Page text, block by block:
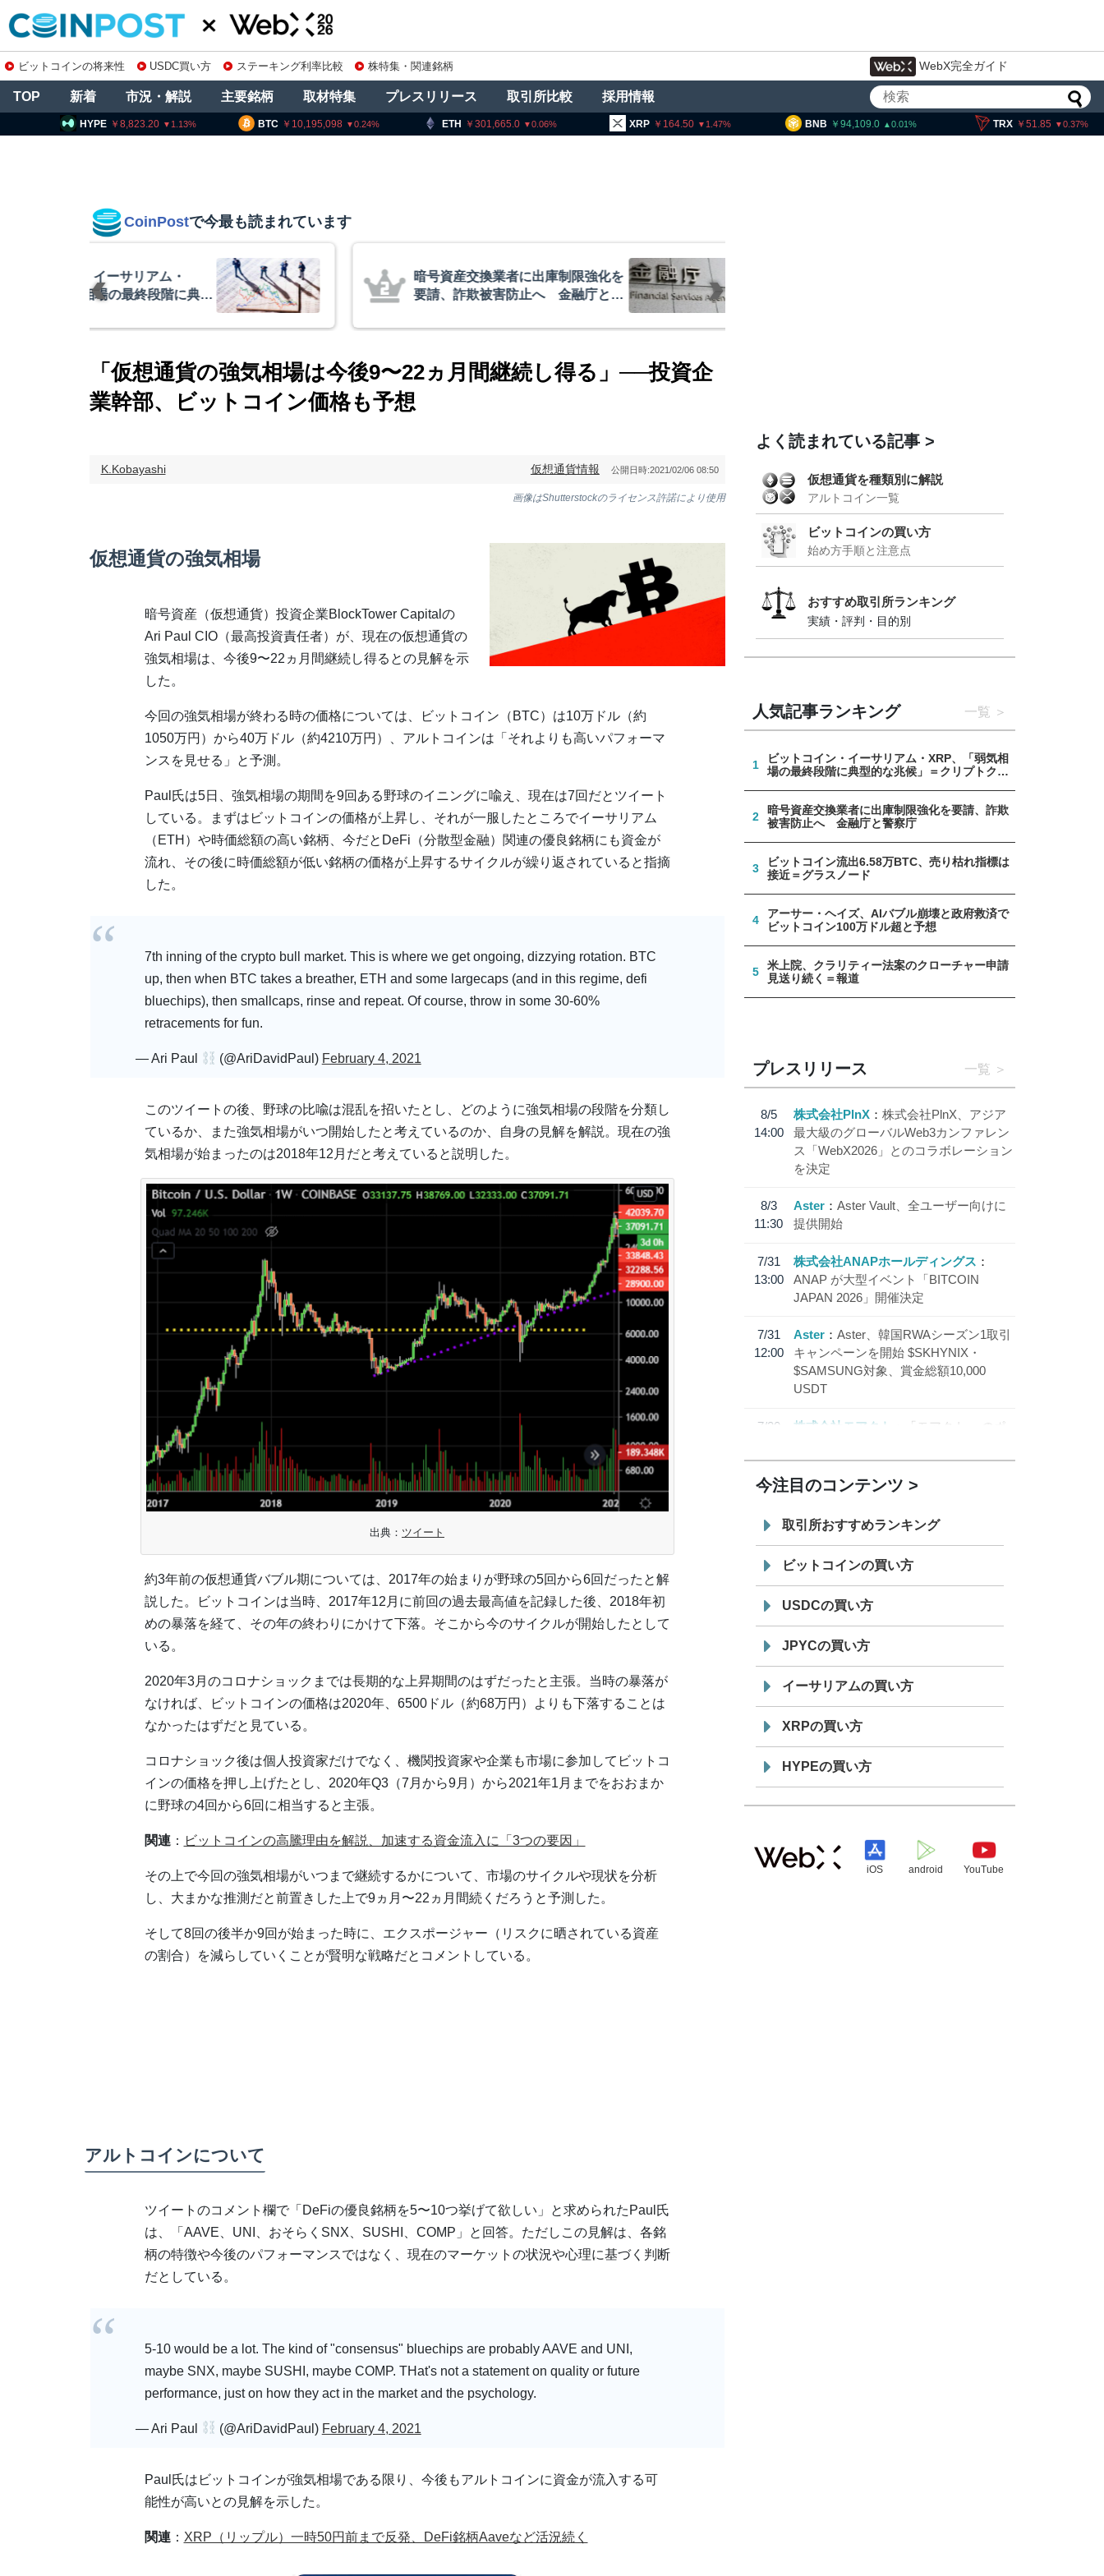
ビットコインの将来性 USDC買い方 ステーキング利率比較 株特集・関連銘柄 WebX完全ガイド
TOP 新着 市況・解説 主要銘柄 取材特集 プレスリリース 取引所比較 採用情報
BTC 10,195,098 0.24 ETH 301,665.0 0.06 XRP 164.50 1.47 BNB 0.01 TRX SOL
1.13
CoinPostで今最も読まれています
暗号資産交換業者に出庫制限強化を
要請、詐欺被害防止へ 金融庁と警
察庁
ビットコイン流出6.58万BTC、売り
枯れ指標は接近＝グラスノード
「仮想通貨の強気相場は今後9〜22ヵ月間継続し得る」──投資企
業幹部、ビットコイン価格も予想
K.Kobayashi 仮想通貨情報 公開日時:2021/02/06 08:50
画像はShutterstockのライセンス許諾により使用
仮想通貨の強気相場
暗号資産（仮想通貨）投資企業BlockTower Capitalの
Ari Paul CIO（最高投資責任者）が、現在の仮想通貨の
強気相場は、今後9〜22ヵ月間継続し得るとの見解を示
した。
今回の強気相場が終わる時の価格については、ビットコイン（BTC）は10万ドル（約
1050万円）から40万ドル（約4210万円）、アルトコインは「それよりも高いパフォーマ
ンスを見せる」と予測。
Paul氏は5日、強気相場の期間を9回ある野球のイニングに喩え、現在は7回だとツイート
している。まずはビットコインの価格が上昇し、それが一服したところでイーサリアム
（ETH）や時価総額の高い銘柄、今だとDeFi（分散型金融）関連の優良銘柄にも資金が
流れ、その後に時価総額が低い銘柄の価格が上昇するサイクルが繰り返されていると指摘
した。
7th inning of the crypto bull market. This is where we get ongoing, dizzying rotation. BTC
up, then when BTC takes a breather, ETH and some largecaps (and in this regime, defi
bluechips), then smallcaps, rinse and repeat. Of course, throw in some 30-60%
retracements for fun.
— Ari Paul (@AriDavidPaul) February 4, 2021
このツイートの後、野球の比喩は混乱を招いたとし、どのように強気相場の段階を分類し
ているか、また強気相場がいつ開始したと考えているのか、自身の見解を解説。現在の強
気相場が始まったのは2018年12月だと考えていると説明した。
出典： ツイート
約3年前の仮想通貨バブル期については、2017年の始まりが野球の5回から6回だったと解
説した。ビットコインは当時、2017年12月に前回の過去最高値を記録した後、2018年初
めの暴落を経て、その年の終わりにかけて下落。そこから今のサイクルが開始したとして
いる。
2020年3月のコロナショックまでは長期的な上昇期間のはずだったと主張。当時の暴落が
なければ、ビットコインの価格は2020年、6500ドル（約68万円）よりも下落することは
なかったはずだと見ている。
コロナショック後は個人投資家だけでなく、機関投資家や企業も市場に参加してビットコ
インの価格を押し上げたとし、2020年Q3（7月から9月）から2021年1月までをおおまか
に野球の4回から6回に相当すると主張。
関連： ビットコインの高騰理由を解説、加速する資金流入に「3つの要因」
その上で今回の強気相場がいつまで継続するかについて、市場のサイクルや現状を分析
し、大まかな推測だと前置きした上で9ヵ月〜22ヵ月間続くだろうと予測した。
そして8回の後半か9回が始まった時に、エクスポージャー（リスクに晒されている資産
の割合）を減らしていくことが賢明な戦略だとコメントしている。
アルトコインについて
ツイートのコメント欄で「DeFiの優良銘柄を5〜10つ挙げて欲しい」と求められたPaul氏
は、「AAVE、UNI、おそらくSNX、SUSHI、COMP」と回答。ただしこの見解は、各銘
柄の特徴や今後のパフォーマンスではなく、現在のマーケットの状況や心理に基づく判断
だとしている。
5-10 would be a lot. The kind of "consensus" bluechips are probably AAVE and UNI,
maybe SNX, maybe SUSHI, maybe COMP. THat's not a statement on quality or future
performance, just on how they act in the market and the psychology.
— Ari Paul (@AriDavidPaul) February 4, 2021
Paul氏はビットコインが強気相場である限り、今後もアルトコインに資金が流入する可
能性が高いとの見解を示した。
関連： XRP（リップル）一時50円前まで反発、DeFi銘柄Aaveなど活況続く
よく読まれている記事
仮想通貨を種類別に解説
アルトコイン一覧
ビットコインの買い方
始め方手順と注意点
おすすめ取引所ランキング
実績・評判・目的別
人気記事ランキング 一覧
1
ビットコイン・イーサリアム・XRP、「弱気相
場の最終段階に典型的な兆候」＝クリプトクア
2
暗号資産交換業者に出庫制限強化を要請、詐欺
被害防止へ 金融庁と警察庁
3
ビットコイン流出6.58万BTC、売り枯れ指標は
接近＝グラスノード
4
アーサー・ヘイズ、AIバブル崩壊と政府救済で
ビットコイン100万ドル超と予想
5
米上院、クラリティー法案のクローチャー申請
見送り続く＝報道
プレスリリース 一覧
8/5
14:00
株式会社PlnX
株式会社PlnX、アジア
最大級のグローバルWeb3カンファレン
ス「WebX2026」とのコラボレーション
を決定
8/3
11:30
Aster
Aster Vault、全ユーザー向けに
提供開始
7/31
13:00
株式会社ANAPホールディングス
ANAP が大型イベント「BITCOIN
JAPAN 2026」開催決定
7/31
12:00
Aster
Aster、韓国RWAシーズン1取引
キャンペーンを開始 $SKHYNIX・
$SAMSUNG対象、賞金総額10,000
USDT
7/30
株式会社モアクト
「モアクト」 のポ
「 JPYC」を追加
19:30
てステーブルコイン「JPYSC」徹底解
説セミナーを開催
今注目のコンテンツ
取引所おすすめランキング
ビットコインの買い方
USDCの買い方
JPYCの買い方
イーサリアムの買い方
XRPの買い方
HYPEの買い方
iOS android YouTube